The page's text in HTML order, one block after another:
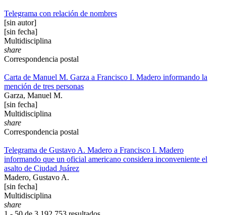
Telegrama con relación de nombres
[sin autor]
[sin fecha]
Multidisciplina
share
Correspondencia postal
Carta de Manuel M. Garza a Francisco I. Madero informando la
mención de tres personas
Garza, Manuel M.
[sin fecha]
Multidisciplina
share
Correspondencia postal
Telegrama de Gustavo A. Madero a Francisco I. Madero
informando que un oficial americano considera inconveniente el
asalto de Ciudad Juárez
Madero, Gustavo A.
[sin fecha]
Multidisciplina
share